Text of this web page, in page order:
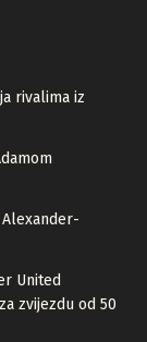
rivalima iz
United
zvijezdu od 50